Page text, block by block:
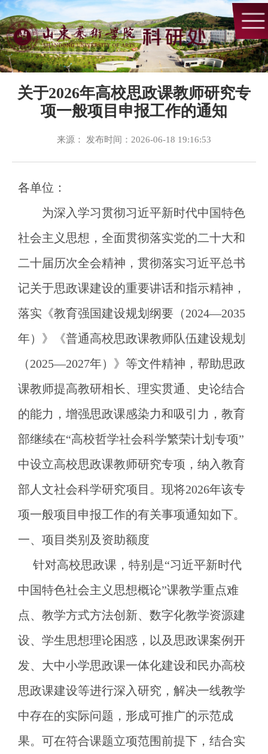
关于2026年高校思政课教师研究专
项一般项目申报工作的通知
来源： 发布时间：2026-06-18 19:16:53
各单位：
为深入学习贯彻习近平新时代中国特色
社会主义思想，全面贯彻落实党的二十大和
二十届历次全会精神，贯彻落实习近平总书
记关于思政课建设的重要讲话和指示精神，
落实《教育强国建设规划纲要（2024—2035
年）》《普通高校思政课教师队伍建设规划
（2025—2027年）》等文件精神，帮助思政
课教师提高教研相长、理实贯通、史论结合
的能力，增强思政课感染力和吸引力，教育
部继续在“高校哲学社会科学繁荣计划专项”
中设立高校思政课教师研究专项，纳入教育
部人文社会科学研究项目。现将2026年该专
项一般项目申报工作的有关事项通知如下。
一、项目类别及资助额度
针对高校思政课，特别是“习近平新时代
中国特色社会主义思想概论”课教学重点难
点、教学方式方法创新、数字化教学资源建
设、学生思想理论困惑，以及思政课案例开
发、大中小学思政课一体化建设和民办高校
思政课建设等进行深入研究，解决一线教学
中存在的实际问题，形成可推广的示范成
果。可在符合课题立项范围前提下，结合实